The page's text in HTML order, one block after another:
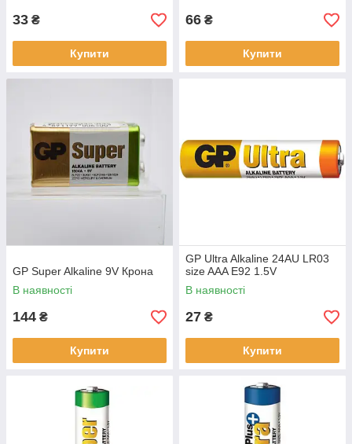
33 ₴
Купити
66 ₴
Купити
GP Super Alkaline 9V Крона
В наявності
144 ₴
Купити
GP Ultra Alkaline 24AU LR03
size AAA E92 1.5V
В наявності
27 ₴
Купити